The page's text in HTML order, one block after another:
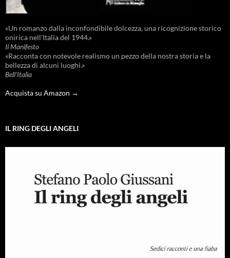
«Un romanzo dalla inconfondibile dolcezza, una ricognizione storico
onirica nell'Italia del 1944.»
Il Manifesto
«Racconta con notevole realismo un pezzo della nostra storia e la
bellezza di alcuni luoghi.»
Bell'Italia
Acquista su Amazon →
IL RING DEGLI ANGELI